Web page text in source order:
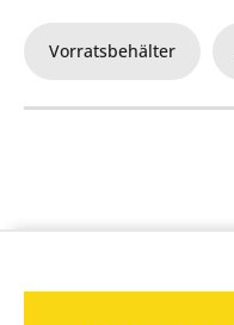
Vorratsbehälter